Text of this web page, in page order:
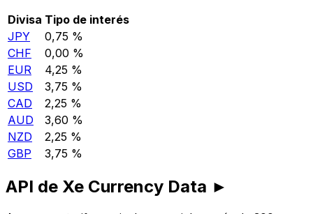
Divisa Tipo de interés
JPY
0,75 %
CHF
0,00 %
EUR
4,25 %
USD
3,75 %
CAD
2,25 %
AUD
3,60 %
NZD
2,25 %
GBP
3,75 %
API de Xe Currency Data ►